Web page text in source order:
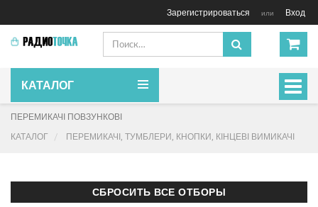
Зарегистрироваться или Вход
КАТАЛОГ
ПЕРЕМИКАЧІ ПОВЗУНКОВІ
КАТАЛОГ
ПЕРЕМИКАЧІ, ТУМБЛЕРИ, КНОПКИ, КІНЦЕВІ ВИМИКАЧІ